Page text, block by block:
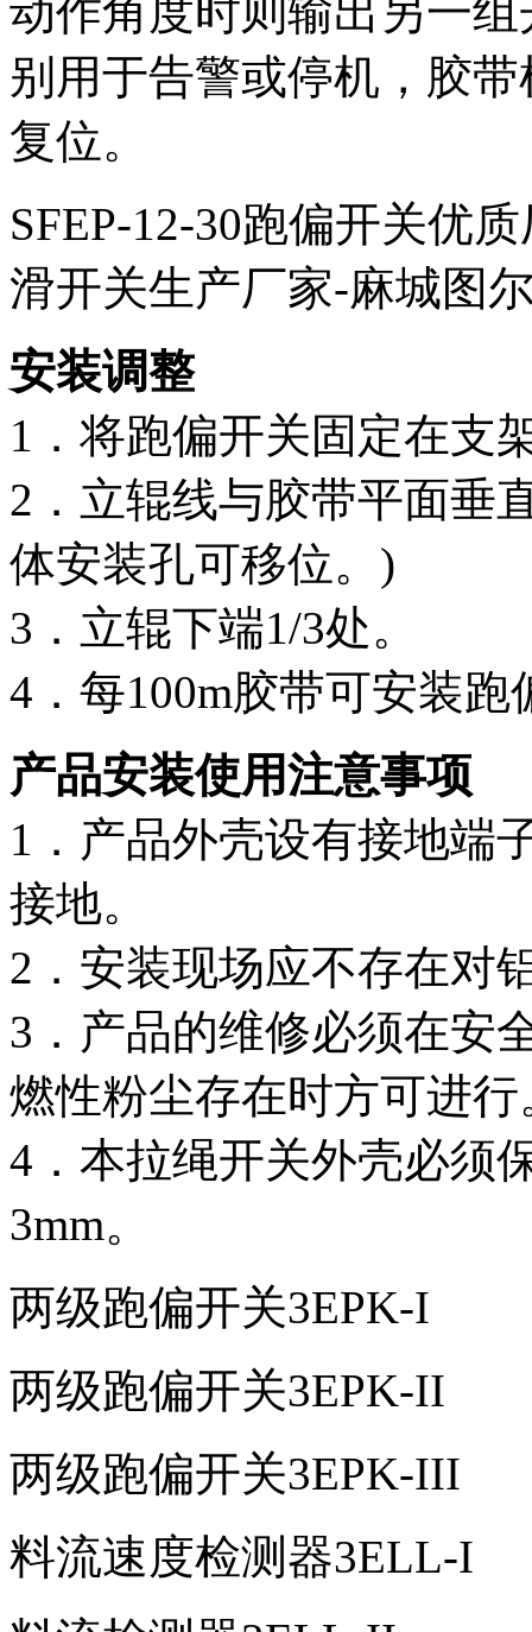
动作角度时则输出另一
别用于告警或停机，胶
复位。
SFEP-12-30跑偏开关优
滑开关生产厂家-麻城图
安装调整
1．将跑偏开关固定在支
2．立辊线与胶带平面垂
体安装孔可移位。)
3．立辊下端1/3处。
4．每100m胶带可安装跑
产品安装使用注意事项
1．产品外壳设有接地端
接地。
2．安装现场应不存在对
3．产品的维修必须在安
燃性粉尘存在时方可进
4．本拉绳开关外壳必须
3mm。
两级跑偏开关3EPK-I
两级跑偏开关3EPK-II
两级跑偏开关3EPK-III
料流速度检测器3ELL-I